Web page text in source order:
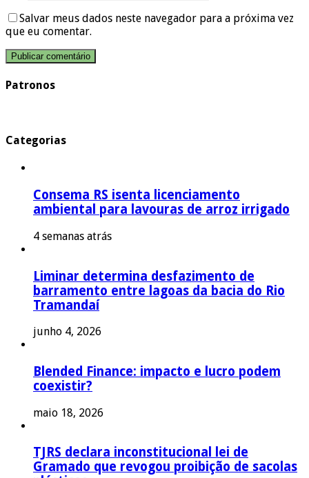
Salvar meus dados neste navegador para a próxima vez
que eu comentar.
Patronos
Categorias
Consema RS isenta licenciamento
ambiental para lavouras de arroz irrigado
4 semanas atrás
Liminar determina desfazimento de
barramento entre lagoas da bacia do Rio
Tramandaí
junho 4, 2026
Blended Finance: impacto e lucro podem
coexistir?
maio 18, 2026
TJRS declara inconstitucional lei de
Gramado que revogou proibição de sacolas